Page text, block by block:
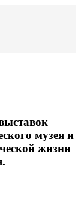
музея и
жизни